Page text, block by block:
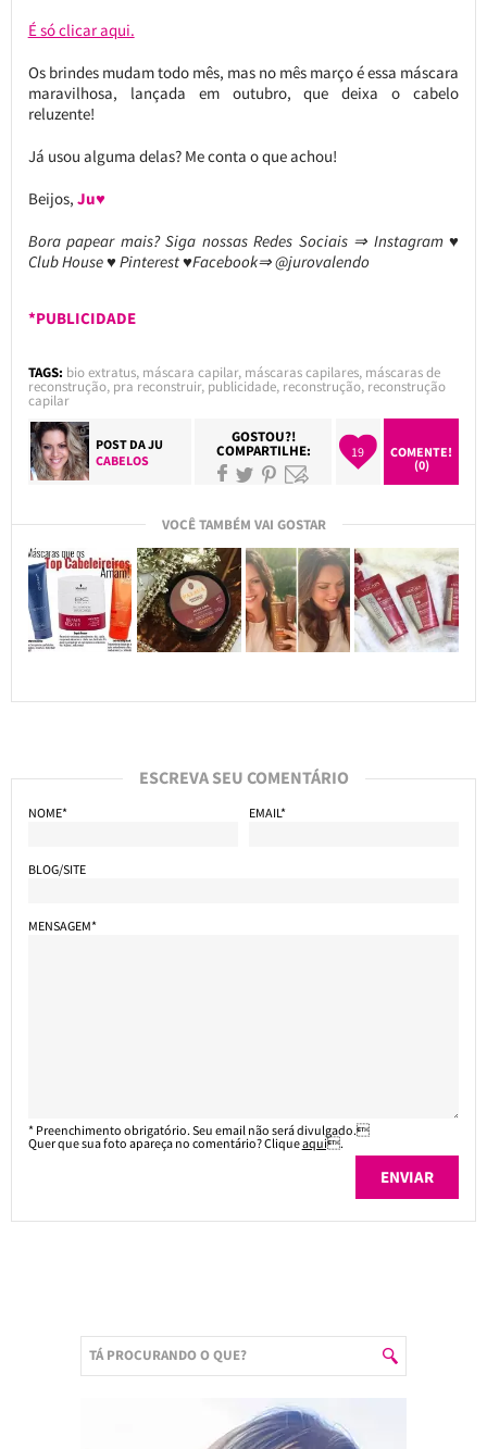
É só clicar aqui.
Os brindes mudam todo mês, mas no mês março é essa máscara
maravilhosa, lançada em outubro, que deixa o cabelo
reluzente!
Já usou alguma delas? Me conta o que achou!
Beijos, Ju♥
Bora papear mais? Siga nossas Redes Sociais ⇒ Instagram ♥
Club House ♥ Pinterest ♥Facebook⇒ @jurovalendo
*PUBLICIDADE
TAGS: bio extratus, máscara capilar, máscaras capilares, máscaras de
reconstrução, pra reconstruir, publicidade, reconstrução, reconstrução
capilar
POST DAJU
CABELOS
GOSTOU?!
COMPARTILHE: 19
COMENTE!
(0)
VOCÊ TAMBÉM VAI GOSTAR
ESCREVA SEU COMENTÁRIO
NOME* EMAIL*
BLOG/SITE
MENSAGEM*
* Preenchimento obrigatório. Seu email não será divulgado.
Quer que sua foto apareça no comentário? Cliqueaqui.